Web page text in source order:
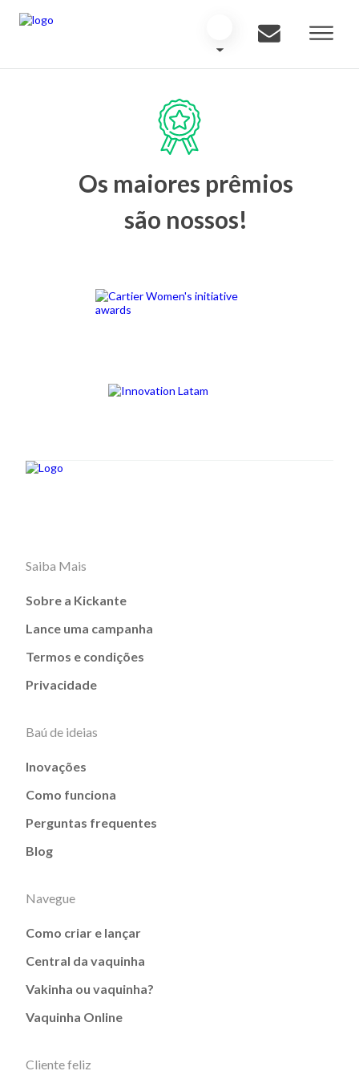
Os maiores prêmios
são nossos!
Saiba Mais
Sobre a Kickante
Lance uma campanha
Termos e condições
Privacidade
Baú de ideias
Inovações
Como funciona
Perguntas frequentes
Blog
Navegue
Como criar e lançar
Central da vaquinha
Vakinha ou vaquinha?
Vaquinha Online
Cliente feliz